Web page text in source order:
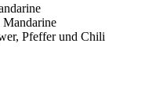
Pfeffer und Chili